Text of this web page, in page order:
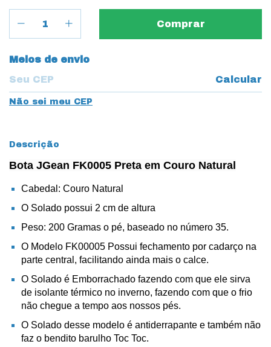
Entregas para o CEP:
Meios de envio
Calcular
Não sei meu CEP
Descrição
Bota JGean FK0005 Preta em Couro Natural
Cabedal: Couro Natural
O Solado possui 2 cm de altura
Peso: 200 Gramas o pé, baseado no número 35.
O Modelo FK00005 Possui fechamento por cadarço na
parte central, facilitando ainda mais o calce.
O Solado é Emborrachado fazendo com que ele sirva
de isolante térmico no inverno, fazendo com que o frio
não chegue a tempo aos nossos pés.
O Solado desse modelo é antiderrapante e também não
faz o bendito barulho Toc Toc.